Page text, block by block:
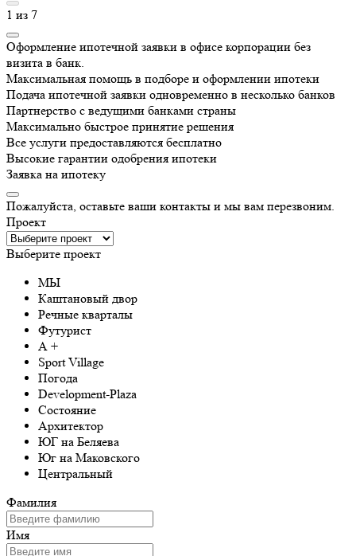
1 из 7
Оформление ипотечной заявки в офисе корпорации без
визита в банк.
Максимальная помощь в подборе и оформлении ипотеки
Подача ипотечной заявки одновременно в несколько банков
Партнерство с ведущими банками страны
Максимально быстрое принятие решения
Все услуги предоставляются бесплатно
Высокие гарантии одобрения ипотеки
Заявка на ипотеку
Пожалуйста, оставьте ваши контакты и мы вам перезвоним.
Проект
Выберите проект
МЫ
Каштановый двор
Речные кварталы
Футурист
А +
Sport Village
Погода
Development-Plaza
Состояние
Архитектор
ЮГ на Беляева
Юг на Маковского
Центральный
Фамилия
Имя